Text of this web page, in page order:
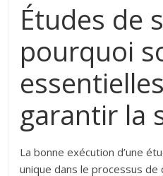
Études de
pourquoi
garantir la
La bonne exécution d’une
unique dans le processus de